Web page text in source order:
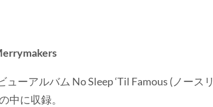
ーアルバム No Sleep ‘Til Famous (ノースリ
中に収録。